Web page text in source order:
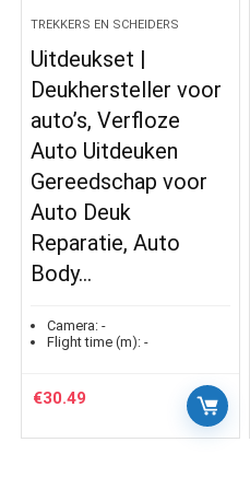
TREKKERS EN SCHEIDERS
Uitdeukset |
Deukhersteller voor
auto’s, Verfloze
Auto Uitdeuken
Gereedschap voor
Auto Deuk
Reparatie, Auto
Body…
Camera: -
Flight time (m): -
€30.49